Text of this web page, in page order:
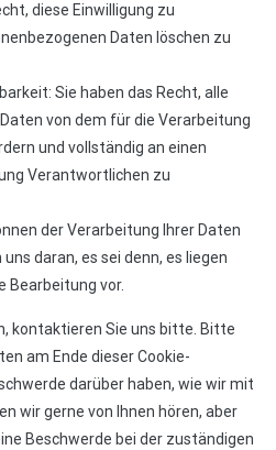
diese Einwilligung zu
Daten löschen zu
Sie haben das Recht, alle
von dem für die Verarbeitung
und vollständig an einen
Verantwortlichen zu
der Verarbeitung Ihrer Daten
daran, es sei denn, es liegen
Bearbeitung vor.
kontaktieren Sie uns bitte. Bitte
am Ende dieser Cookie-
darüber haben, wie wir mit
wir gerne von Ihnen hören, aber
Beschwerde bei der zuständigen